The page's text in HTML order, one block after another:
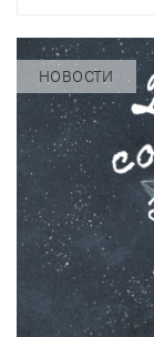
НОВОСТИ